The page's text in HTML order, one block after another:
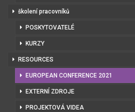
školení pracovníků
POSKYTOVATELÉ
KURZY
RESOURCES
EUROPEAN CONFERENCE 2021
EXTERNÍ ZDROJE
PROJEKTOVÁ VIDEA